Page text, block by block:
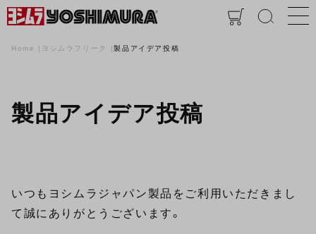
Home ヨシムラフリーク 製品アイデア投稿
製品アイデア投稿
いつもヨシムラジャパン製品をご利用いただきまし
て誠にありがとうございます。